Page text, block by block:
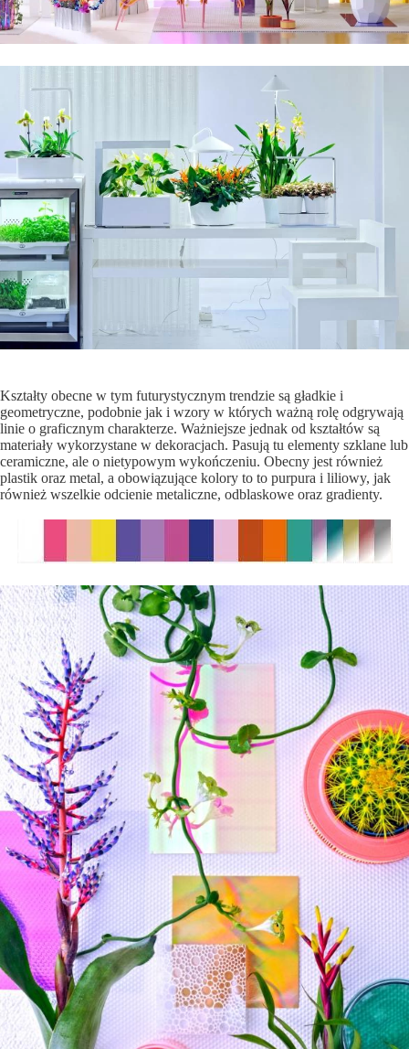
Kształty obecne w tym futurystycznym trendzie są gładkie i
geometryczne, podobnie jak i wzory w których ważną rolę odgrywają
linie o graficznym charakterze. Ważniejsze jednak od kształtów są
materiały wykorzystane w dekoracjach. Pasują tu elementy szklane lub
ceramiczne, ale o nietypowym wykończeniu. Obecny jest również
plastik oraz metal, a obowiązujące kolory to to purpura i liliowy, jak
również wszelkie odcienie metaliczne, odblaskowe oraz gradienty.